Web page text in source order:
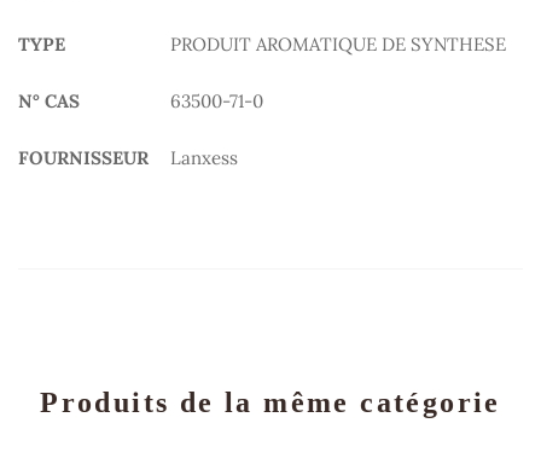
TYPE PRODUIT AROMATIQUE DE SYNTHESE
N° CAS 63500-71-0
FOURNISSEUR Lanxess
Produits de la même catégorie